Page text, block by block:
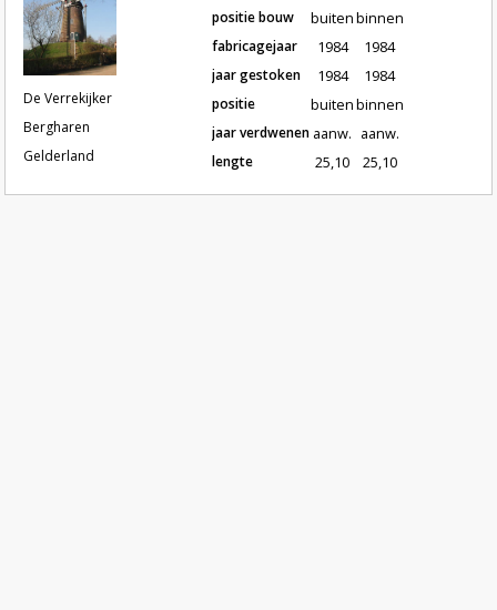
De Verrekijker
Bergharen
Gelderland
Roeden van molen De
positie bouw
fabricagejaar
jaar gestoken
positie
jaar verdwenen
lengte
buiten
1984
1984
buiten
aanw.
25,10
binnen
1984
1984
binnen
aanw.
25,10